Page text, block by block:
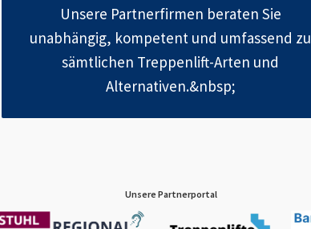
Unsere Partnerfirmen beraten Sie
unabhängig, kompetent und umfassend zu
sämtlichen Treppenlift-Arten und
Alternativen.&nbsp;
Unsere Partnerportal